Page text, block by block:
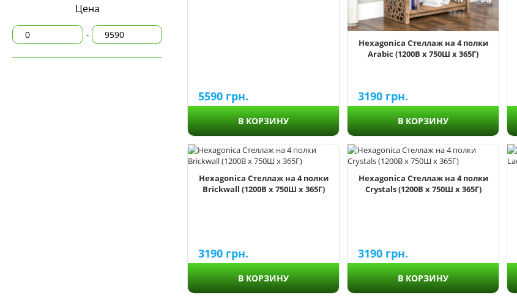
Комоды - 10 ящиков
Цена
-
5590 грн.
В КОРЗИНУ
Hexagonica Стеллаж на 4 полки
Arabic (1200В х 750Ш х 365Г)
3190 грн.
В КОРЗИНУ
Hexagonica Стеллаж на 4 полки
Brickwall (1200В х 750Ш х 365Г)
3190 грн.
В КОРЗИНУ
Hexagonica Стеллаж на 4 полки
Crystals (1200В х 750Ш х 365Г)
3190 грн.
В КОРЗИНУ